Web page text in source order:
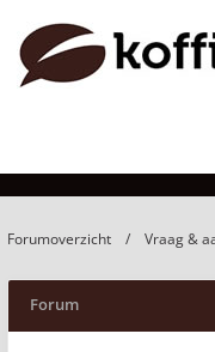
Forumoverzicht Vraag &
Forum